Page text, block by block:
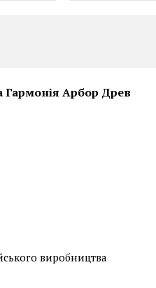
Гармонія Арбор Древ
виробництва